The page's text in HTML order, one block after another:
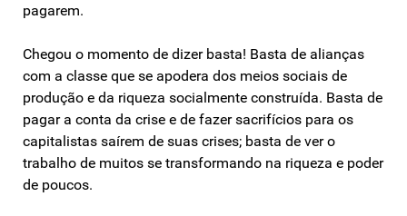
pagarem.
Chegou o momento de dizer basta! Basta de alianças
com a classe que se apodera dos meios sociais de
produção e da riqueza socialmente construída. Basta de
pagar a conta da crise e de fazer sacrifícios para os
capitalistas saírem de suas crises; basta de ver o
trabalho de muitos se transformando na riqueza e poder
de poucos.